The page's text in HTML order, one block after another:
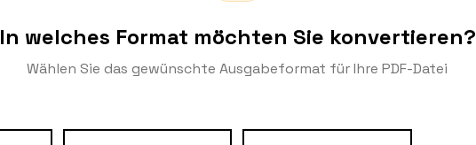
In welches Format möchten Sie konvertieren?
Wählen Sie das gewünschte Ausgabeformat für Ihre PDF-Datei